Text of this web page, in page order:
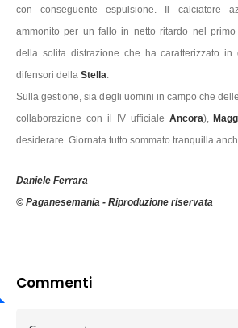
con conseguente espulsione. Il calciatore
ammonito per un fallo in netto ritardo nel primo
della solita distrazione che ha caratterizzato in
difensori della Stella
Sulla gestione, sia degli uomini in campo che
collaborazione con il IV ufficiale Ancora),
desiderare. Giornata tutto sommato tranquilla
Daniele Ferrara
© Paganesemania - Riproduzione riservata
Commenti